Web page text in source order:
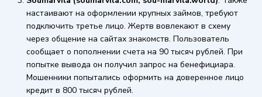
настаивают на оформлении крупных займов, требуют
подключить третье лицо. Жертв вовлекают в схему
через общение на сайтах знакомств. Пользователь
сообщает о пополнении счета на 90 тысяч рублей. При
попытке вывода он получил запрос на бенефициара.
Мошенники попытались оформить на доверенное лицо
кредит в 800 тысяч рублей.